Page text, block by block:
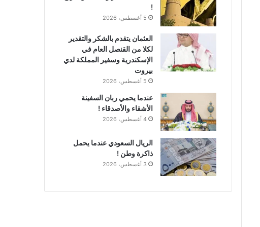
!
5 أغسطس، 2026
العثمان يتقدم بالشكر والتقدير
لكلا من القنصل العام في
الإسكندرية وسفير المملكة لدي
بيروت
5 أغسطس، 2026
عندما يحمي ربان السفينة
الأشقاء والأصدقاء !
4 أغسطس، 2026
الريال السعودي عندما يحمل
ذاكرة وطن !
3 أغسطس، 2026